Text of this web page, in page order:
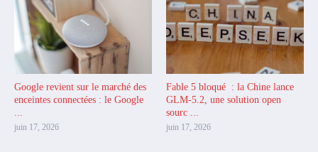
Google revient sur le marché des
enceintes connectées : le Google
...
juin 17, 2026
Fable 5 bloqué : la Chine lance
GLM-5.2, une solution open
sourc ...
juin 17, 2026